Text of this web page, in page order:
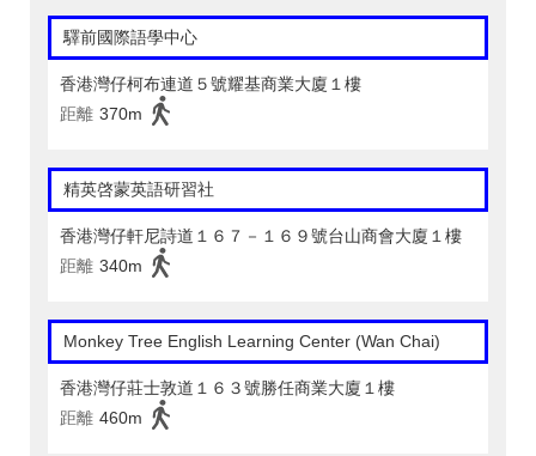
驛前國際語學中心
香港灣仔柯布連道５號耀基商業大廈１樓
距離 370m
精英啓蒙英語研習社
香港灣仔軒尼詩道１６７－１６９號台山商會大廈１樓
距離 340m
Monkey Tree English Learning Center (Wan Chai)
香港灣仔莊士敦道１６３號勝任商業大廈１樓
距離 460m